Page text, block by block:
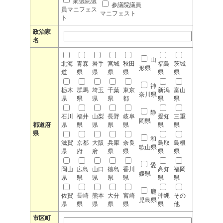
員マニフェス
ト
参議院議員
マニフェスト
政治家
名
都道府
県
北海
道
青森
県
岩手
県
宮城
県
秋田
県
山
形県
福島
県
茨城
県
栃木
県
群馬
県
埼玉
県
千葉
県
東京
都
神
奈川県
新潟
県
富山
県
石川
県
福井
県
山梨
県
長野
県
岐阜
県
静
岡県
愛知
県
三重
県
滋賀
県
京都
府
大阪
府
兵庫
県
奈良
県
和
歌山県
鳥取
県
島根
県
岡山
県
広島
県
山口
県
徳島
県
香川
県
愛
媛県
高知
県
福岡
県
佐賀
県
長崎
県
熊本
県
大分
県
宮崎
県
鹿
児島県
沖縄
県
その
他
市区町